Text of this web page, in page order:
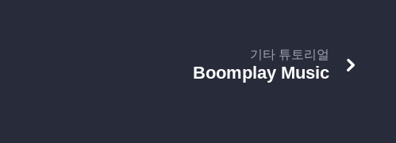
기타 튜토리얼
Boomplay Music